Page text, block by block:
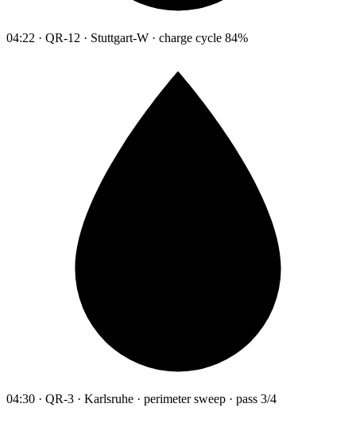
04:22 · QR-12 · Stuttgart-W · charge cycle 84%
04:30 · QR-3 · Karlsruhe · perimeter sweep · pass 3/4